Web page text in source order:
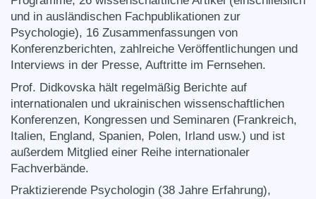
und in ausländischen Fachpublikationen zur
Psychologie), 16 Zusammenfassungen von
Konferenzberichten, zahlreiche Veröffentlichungen und
Interviews in der Presse, Auftritte im Fernsehen.
Prof. Didkovska hält regelmäßig Berichte auf
internationalen und ukrainischen wissenschaftlichen
Konferenzen, Kongressen und Seminaren (Frankreich,
Italien, England, Spanien, Polen, Irland usw.) und ist
außerdem Mitglied einer Reihe internationaler
Fachverbände.
Praktizierende Psychologin (38 Jahre Erfahrung),